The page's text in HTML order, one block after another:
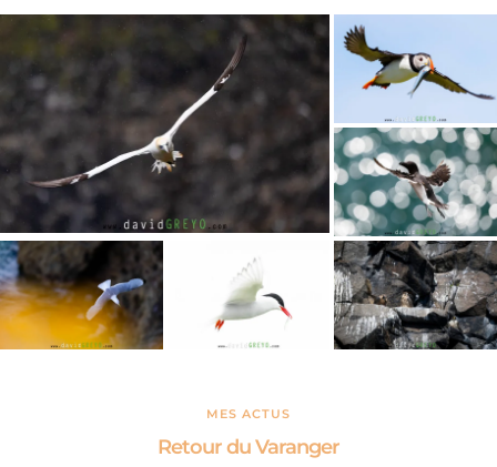
MES ACTUS
Retour du Varanger